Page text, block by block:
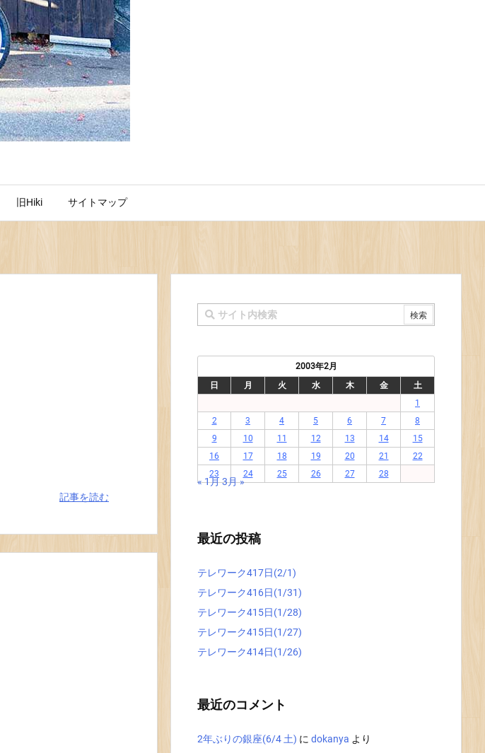
旧Hiki サイトマップ
記事を読む
2003年2月
日
月 火 水 木 金
土
1
2
3 4 5 6 7
8
9
10 11 12 13 14
15
16
17 18 19 20 21
22
23
24 25 26 27 28
« 1月3月 »
最近の投稿
テレワーク417日(2/1)
テレワーク416日(1/31)
テレワーク415日(1/28)
テレワーク415日(1/27)
テレワーク414日(1/26)
最近のコメント
2年ぶりの銀座(6/4 土) に dokanya より